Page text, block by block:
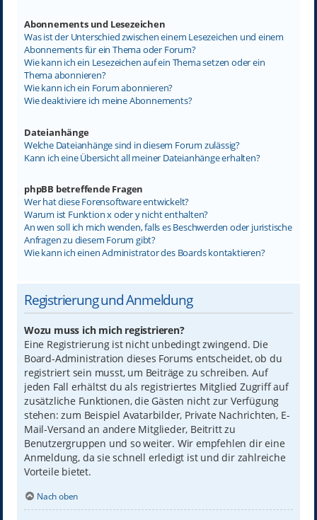
Abonnements und Lesezeichen
Was ist der Unterschied zwischen einem Lesezeichen und einem
Abonnements für ein Thema oder Forum?
Wie kann ich ein Lesezeichen auf ein Thema setzen oder ein
Thema abonnieren?
Wie kann ich ein Forum abonnieren?
Wie deaktiviere ich meine Abonnements?
Dateianhänge
Welche Dateianhänge sind in diesem Forum zulässig?
Kann ich eine Übersicht all meiner Dateianhänge erhalten?
phpBB betreffende Fragen
Wer hat diese Forensoftware entwickelt?
Warum ist Funktion x oder y nicht enthalten?
An wen soll ich mich wenden, falls es Beschwerden oder juristische
Anfragen zu diesem Forum gibt?
Wie kann ich einen Administrator des Boards kontaktieren?
Registrierung und Anmeldung
Wozu muss ich mich registrieren?
Eine Registrierung ist nicht unbedingt zwingend. Die
Board-Administration dieses Forums entscheidet, ob du
registriert sein musst, um Beiträge zu schreiben. Auf
jeden Fall erhältst du als registriertes Mitglied Zugriff auf
zusätzliche Funktionen, die Gästen nicht zur Verfügung
stehen: zum Beispiel Avatarbilder, Private Nachrichten, E-
Mail-Versand an andere Mitglieder, Beitritt zu
Benutzergruppen und so weiter. Wir empfehlen dir eine
Anmeldung, da sie schnell erledigt ist und dir zahlreiche
Vorteile bietet.
Nach oben